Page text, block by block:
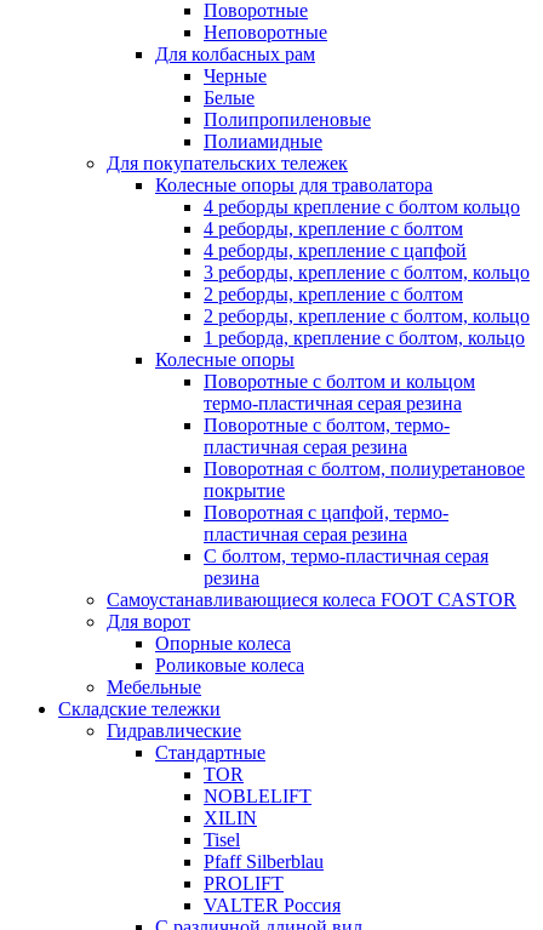
Поворотные
Неповоротные
Для колбасных рам
Черные
Белые
Полипропиленовые
Полиамидные
Для покупательских тележек
Колесные опоры для траволатора
4 реборды крепление с болтом кольцо
4 реборды, крепление с болтом
4 реборды, крепление с цапфой
3 реборды, крепление с болтом, кольцо
2 реборды, крепление с болтом
2 реборды, крепление с болтом, кольцо
1 реборда, крепление с болтом, кольцо
Колесные опоры
Поворотные с болтом и кольцом
термо-пластичная серая резина
Поворотные с болтом, термо-
пластичная серая резина
Поворотная с болтом, полиуретановое
покрытие
Поворотная с цапфой, термо-
пластичная серая резина
С болтом, термо-пластичная серая
резина
Самоустанавливающиеся колеса FOOT CASTOR
Для ворот
Опорные колеса
Роликовые колеса
Мебельные
Складские тележки
Гидравлические
Стандартные
TOR
NOBLELIFT
XILIN
Tisel
Pfaff Silberblau
PROLIFT
VALTER Россия